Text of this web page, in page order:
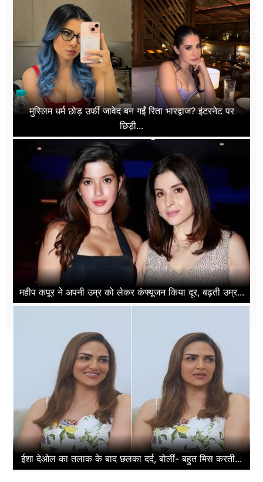
मुस्लिम धर्म छोड़ उर्फी जावेद बन गईं रिता भारद्वाज? इंटरनेट पर
छिड़ी...
महीप कपूर ने अपनी उम्र को लेकर कंफ्यूजन किया दूर, बढ़ती उम्र...
ईशा देओल का तलाक के बाद छलका दर्द, बोलीं- बहुत मिस करती...